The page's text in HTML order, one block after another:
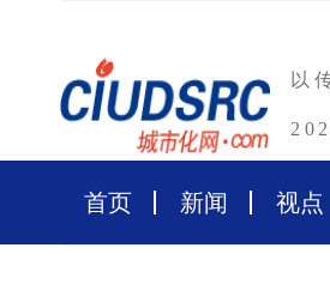
以
首页 新闻 视点